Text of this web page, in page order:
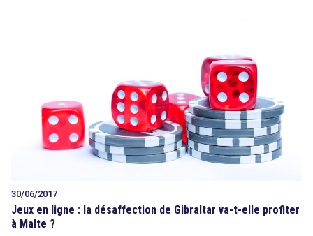
30/06/2017
Jeux en ligne : la désaffection de Gibraltar va-t-elle profiter
à Malte ?